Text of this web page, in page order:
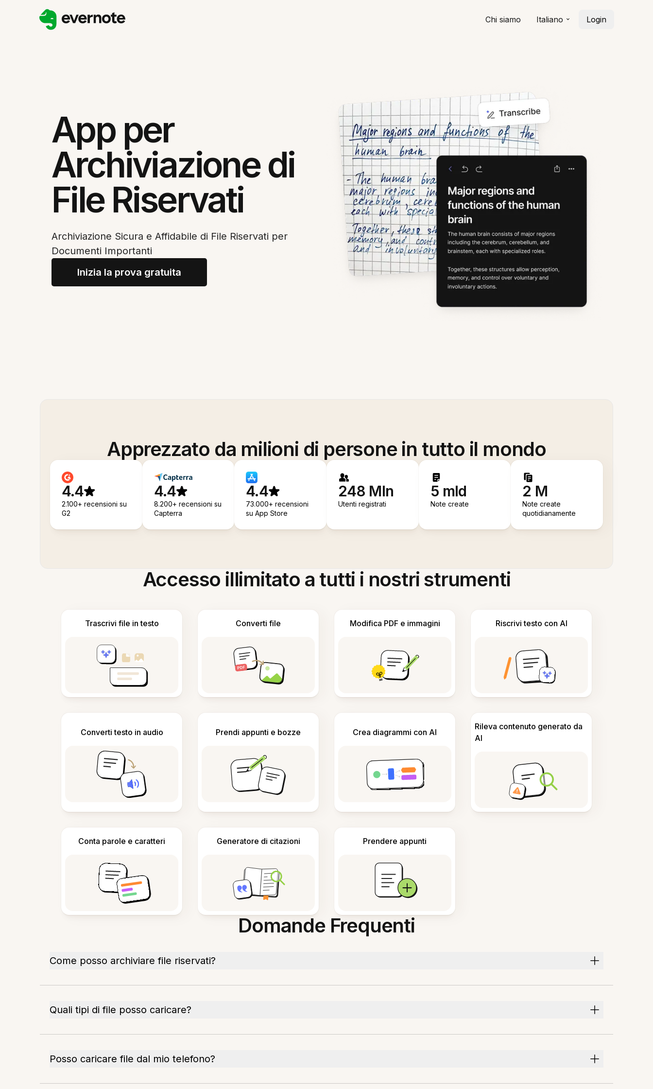
Chi siamo Italiano Login
App per
Archiviazione di
File Riservati
Archiviazione Sicura e Affidabile di File Riservati per
Documenti Importanti
Inizia la prova gratuita
Apprezzato da milioni di persone in tutto il mondo
4.4
2.100+ recensioni su
G2
4.4
8.200+ recensioni su
Capterra
4.4
73.000+ recensioni
su App Store
248 Mln
Utenti registrati
5 mld
Note create
2 M
Note create
quotidianamente
Accesso illimitato a tutti i nostri strumenti
Trascrivi file in testo Converti file Modifica PDF e immagini Riscrivi testo con AI
Converti testo in audio Prendi appunti e bozze Crea diagrammi con AI
Rileva contenuto generato da
AI
Conta parole e caratteri Generatore di citazioni Prendere appunti
Domande Frequenti
Come posso archiviare file riservati?
Quali tipi di file posso caricare?
Posso caricare file dal mio telefono?